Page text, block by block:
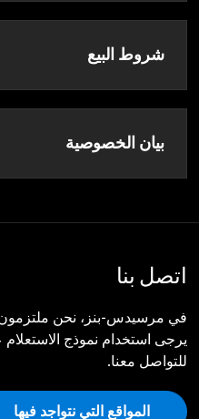
شروط البيع
بيان الخصوصية
اتصل بنا
في مرسيدس-بنز، نحن ملتزمون
يرجى استخدام نموذج الاستعلام
للتواصل معنا.
المواقع التي نتواجد فيها